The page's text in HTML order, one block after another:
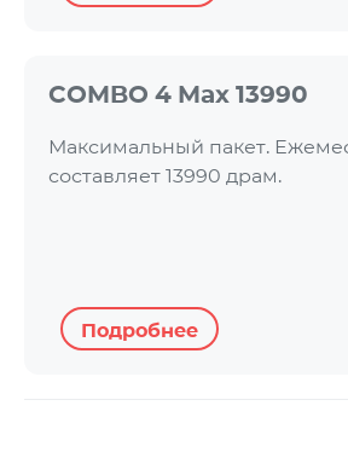
COMBO 4 Max 13990
Максимальный пакет.
составляет 13990 драм.
Подробнее